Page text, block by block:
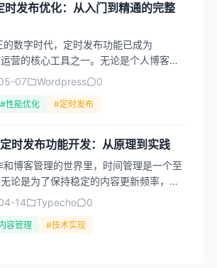
发布优化：从入门到精通的完整
的数字时代，定时发布功能已成为
营的核心工具之一。无论是个人博客、
商平台，合理利用定时发布不仅能提升工
07 Wordpress 0
#性能优化 #定时发布
时发布功能开发：从原理到实践
和博客管理的世界里，时间管理是一个至
论是为了保持稳定的内容更新频率，还
布重要文章，定时发布功能都成为了现代
14 Typecho 0
容管理 #技术实现